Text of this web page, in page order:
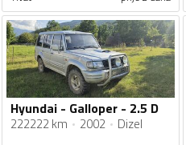
Hyundai - Galloper - 2.5 D
222222 km 2002 Dizel